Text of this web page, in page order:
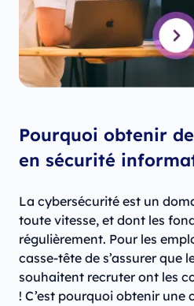
Pourquoi obtenir
en sécurité
La cybersécurité est un
toute vitesse, et dont les
régulièrement. Pour les
casse-tête de s’assurer que
souhaitent recruter ont les
! C’est pourquoi obtenir